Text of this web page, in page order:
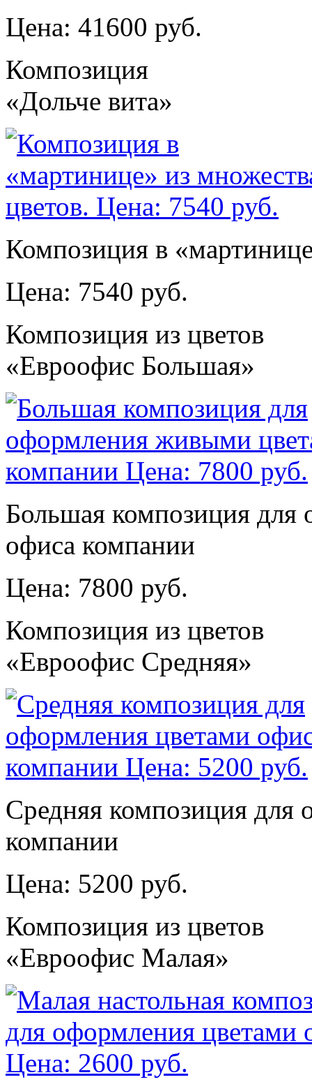
Цена: 41600 руб.
Композиция
«Дольче вита»
Композиция в
Цена: 7540 руб.
Композиция из цветов
«Евроофис Большая»
Большая композиция
офиса компании
Цена: 7800 руб.
Композиция из цветов
«Евроофис Средняя»
Средняя композиция для
компании
Цена: 5200 руб.
Композиция из цветов
«Евроофис Малая»